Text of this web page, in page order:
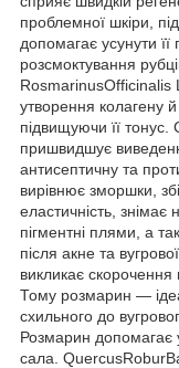
проблемної шкіри,
допомагає усунути її
розсмоктування
RosmarinusOfficinalis
утворення колагену
підвищуючи її
пришвидшує
антисептичну та
вирівнює зморшки,
еластичність,
пігментні плями, а
після акне та
викликає
Тому розмарин —
схильного до
Розмарин допомагає
сала.